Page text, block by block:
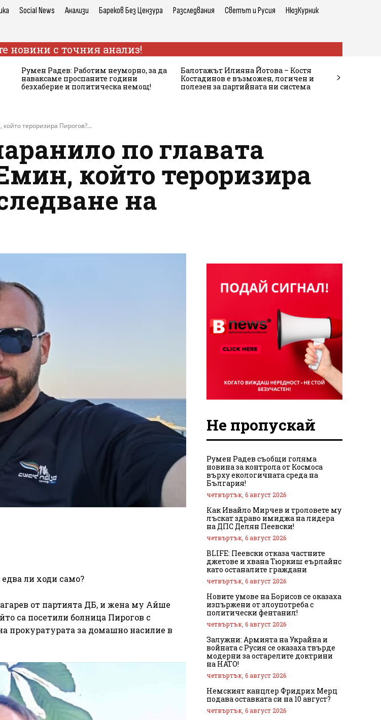
Social News Анализи Бареков Без Цензура Разследвания Светът и Русия НюзКурник
новини с точния анализ!
Румен Радев: Работим неуморно, за да
наваксаме проспаните години
безхаберие и политическа немощ!
Балотажът Илияна Йотова – Костя
Костадинов е възможен, логичен и
полезен за партийната ни система
тероризира Пирогов?...
по главата
който тероризира
на
ли ходи само?
от партията ДБ, и жена му Айше
са посетили болница Пирогов с
прокуратурата за домашно насилие в
Не пропускай
Румен Радев съобщи голяма
новина за контрола от Космоса
върху екологичната среда на
България!
четвъртък, 6 август 2026
Как Ивайло Мирчев и троловете му
лъскат здраво имиджа на лидера
на ДПС Делян Пеевски!
четвъртък, 6 август 2026
BLIFE: Пеевски отказа частните
джетове и хвана Тюркиш еърлайнс
като останалите граждани
четвъртък, 6 август 2026
Новите умове на Борисов се оказаха
изпържени от злоупотреба с
политически фентанил!
четвъртък, 6 август 2026
Залужни: Армията на Украйна и
войната с Русия се оказаха твърде
модерни за остарелите доктрини
на НАТО!
четвъртък, 6 август 2026
Немският канцлер Фридрих Мерц
подава оставката си на 10 август?
четвъртък, 6 август 2026